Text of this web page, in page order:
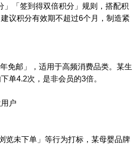
」「签到得双倍积分」规则，搭配积
议积分有效期不超过6个月，制造紧
免邮」，适用于高频消费品类。某生
单4.2次，是非会员的3倍。
户
览未下单」等行为打标，某母婴品牌